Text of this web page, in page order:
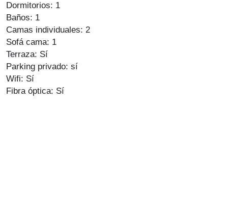
Dormitorios: 1
Baños: 1
Camas individuales: 2
Sofá cama: 1
Terraza: Sí
Parking privado: sí
Wifi: Sí
Fibra óptica: Sí